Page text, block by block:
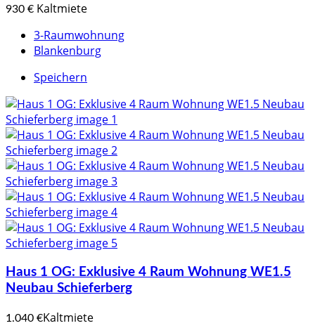
930 € Kaltmiete
3-Raumwohnung
Blankenburg
Speichern
Haus 1 OG: Exklusive 4 Raum Wohnung WE1.5
Neubau Schieferberg
1.040 €Kaltmiete